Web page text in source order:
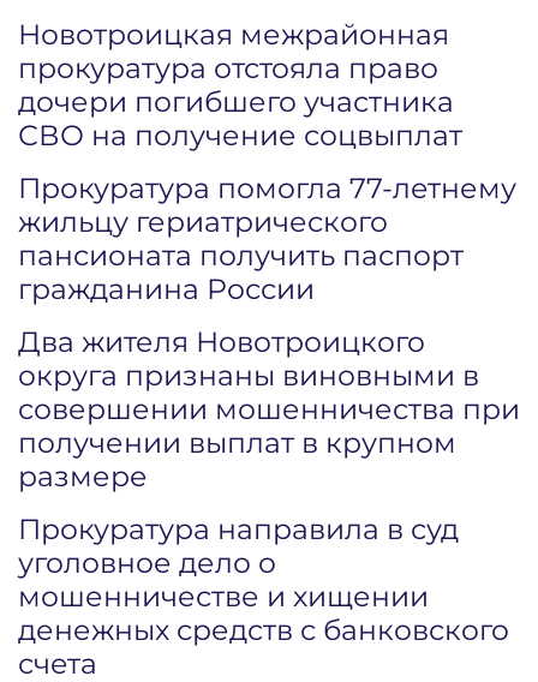
Новотроицкая межрайонная
прокуратура отстояла право
дочери погибшего участника
СВО на получение соцвыплат
Прокуратура помогла 77-летнему
жильцу гериатрического
пансионата получить паспорт
гражданина России
Два жителя Новотроицкого
округа признаны виновными в
совершении мошенничества при
получении выплат в крупном
размере
Прокуратура направила в суд
уголовное дело о
мошенничестве и хищении
денежных средств с банковского
счета